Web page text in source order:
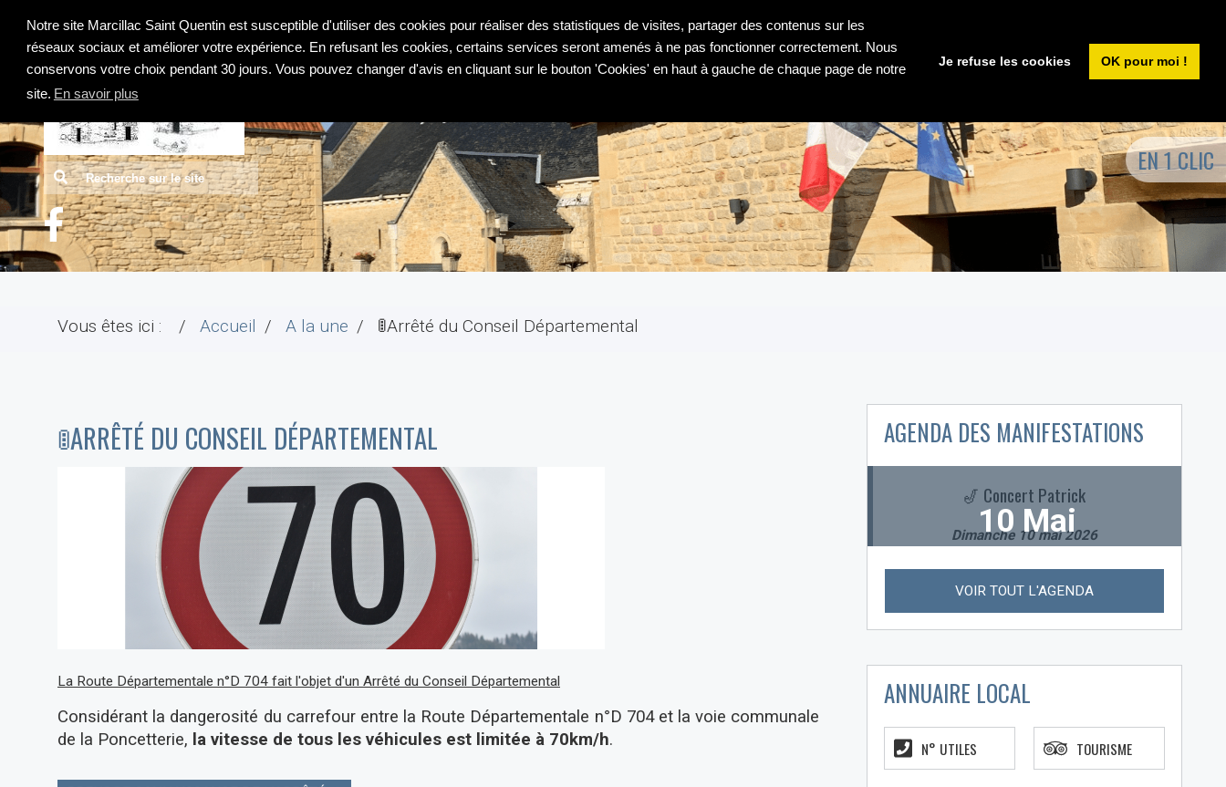
Notre site Marcillac Saint Quentin est susceptible d'utiliser des cookies pour réaliser des statistiques de visites, partager des contenus sur les
réseaux sociaux et améliorer votre expérience. En refusant les cookies, certains services seront amenés à ne pas fonctionner correctement. Nous
conservons votre choix pendant 30 jours. Vous pouvez changer d'avis en cliquant sur le bouton 'Cookies' en haut à gauche de chaque page de notre
site. En savoir plus
Je refuse les cookies OK pour moi !
EN 1 CLIC
Recherche
ACCUEIL VOTRE MAIRIE VIE DE LA COMMUNE
Vous êtes ici : Accueil A la une 🚦Arrêté du Conseil Départemental
🚦ARRÊTÉ DU CONSEIL DÉPARTEMENTAL
La Route Départementale n°D 704 fait l'objet d'un Arrêté du Conseil Départemental
Considérant la dangerosité du carrefour entre la Route Départementale n°D 704 et la voie communale
de la Poncetterie, la vitesse de tous les véhicules est limitée à 70km/h.
AGENDA DES MANIFESTATIONS
10 Mai
🎷 Concert Patrick
Dimanche 10 mai 2026
VOIR TOUT L'AGENDA
ANNUAIRE LOCAL
N° UTILES TOURISME